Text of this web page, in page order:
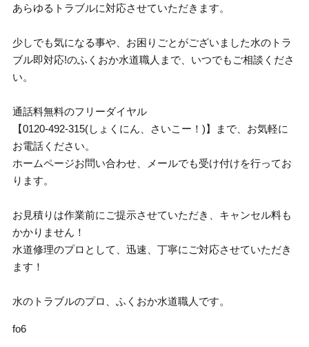
あらゆるトラブルに対応させていただきます。
少しでも気になる事や、お困りごとがございました水のトラ
ブル即対応!のふくおか水道職人まで、いつでもご相談くださ
い。
通話料無料のフリーダイヤル
【0120-492-315(しょくにん、さいこー！)】まで、お気軽に
お電話ください。
ホームページお問い合わせ、メールでも受け付けを行ってお
ります。
お見積りは作業前にご提示させていただき、キャンセル料も
かかりません！
水道修理のプロとして、迅速、丁寧にご対応させていただき
ます！
水のトラブルのプロ、ふくおか水道職人です。
fo6